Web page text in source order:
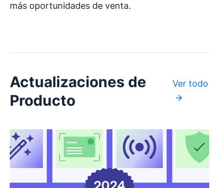
más oportunidades de venta.
Actualizaciones de
Producto
Ver todo